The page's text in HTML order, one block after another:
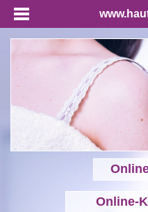
Online-